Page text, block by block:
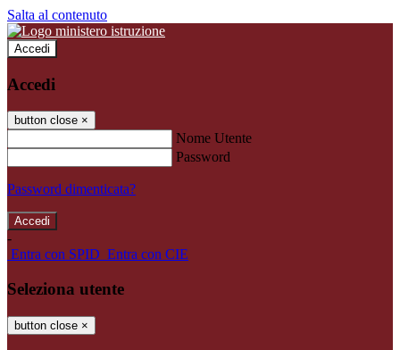
Salta al contenuto
Accedi
Accedi
button close ×
Nome Utente
Password
Password dimenticata?
-
Entra con SPID Entra con CIE
Seleziona utente
button close ×